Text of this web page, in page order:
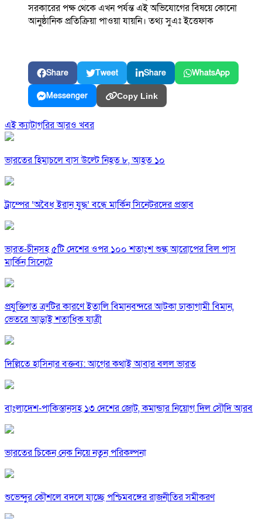
সরকারের পক্ষ থেকে এখন পর্যন্ত এই অভিযোগের বিষয়ে কোনো
আনুষ্ঠানিক প্রতিক্রিয়া পাওয়া যায়নি। তথ্য সুএঃ ইত্তেফাক
Share Tweet Share WhatsApp
Messenger Copy Link
এই ক্যাটাগরির আরও খবর
ভারতের হিমাচলে বাস উল্টে নিহত ৮, আহত ১০
ট্রাম্পের ‘অবৈধ ইরান যুদ্ধ’ বন্ধে মার্কিন সিনেটরদের প্রস্তাব
ভারত-চীনসহ ৫টি দেশের ওপর ১০০ শতাংশ শুল্ক আরোপের বিল পাস
মার্কিন সিনেটে
প্রযুক্তিগত ত্রুটির কারণে ইতালি বিমানবন্দরে আটকা ঢাকাগামী বিমান,
ভেতরে আড়াই শতাধিক যাত্রী
দিল্লিতে হাসিনার বক্তব্য: আগের কথাই আবার বলল ভারত
বাংলাদেশ-পাকিস্তানসহ ১৩ দেশের জোট, কমান্ডার নিয়োগ দিল সৌদি আরব
ভারতের চিকেন নেক নিয়ে নতুন পরিকল্পনা
শুভেন্দুর কৌশলে বদলে যাচ্ছে পশ্চিমবঙ্গের রাজনীতির সমীকরণ